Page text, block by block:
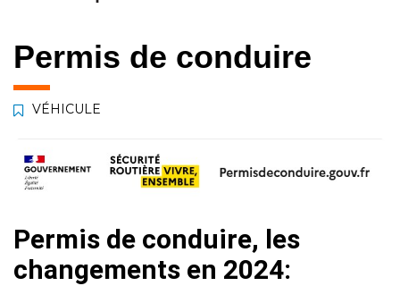
Permis de conduire
VÉHICULE
Permis de conduire, les
changements en 2024: